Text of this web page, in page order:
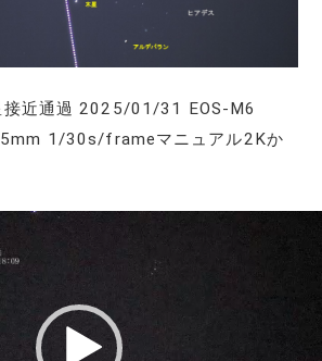
近通過 2025/01/31 EOS-M6
1/30s/frameマニュアル2Kか